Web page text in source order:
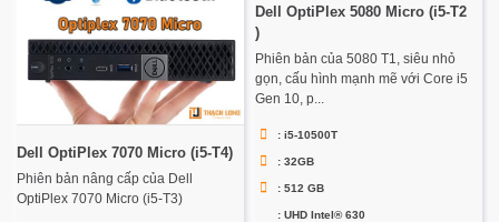
Dell OptiPlex 7070 Micro (i5-T4)
Phiên bản nâng cấp của Dell
OptiPlex 7070 Micro (i5-T3)
Dell OptiPlex 5080 Micro (i5-T2
)
Phiên bản của 5080 T1, siêu nhỏ
gọn, cấu hình mạnh mẽ với Core i5
Gen 10, p...
: i5-10500T
: 32GB
: 512 GB
: UHD Intel® 630